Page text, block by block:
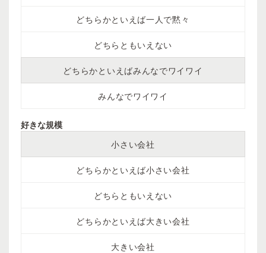
どちらかといえば一人で黙々
どちらともいえない
どちらかといえばみんなでワイワイ
みんなでワイワイ
好きな規模
小さい会社
どちらかといえば小さい会社
どちらともいえない
どちらかといえば大きい会社
大きい会社